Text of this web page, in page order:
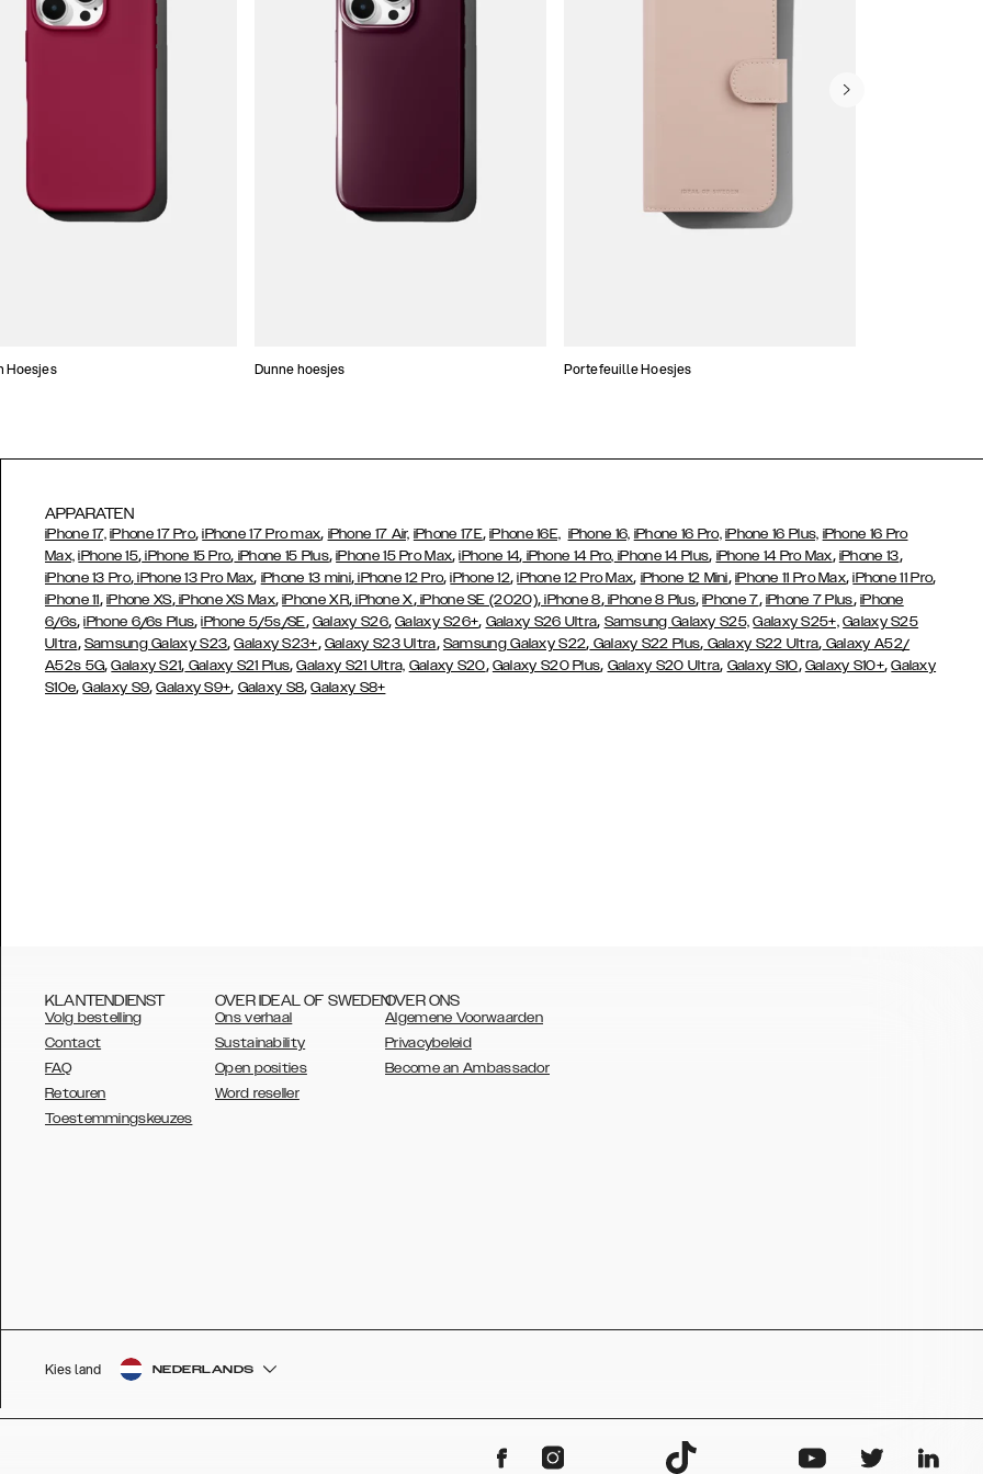
Hoesjes Dunne hoesjes Portefeuille Hoesjes
APPARATEN
iPhone 17, iPhone 17 Pro,iPhone 17 Pro max, iPhone 17 Air, iPhone 17E,iPhone 16E, iPhone 16, iPhone 16 Pro, iPhone 16 Plus, iPhone 16 Pro
Max, iPhone 15, iPhone 15 Pro, iPhone 15 Plus,iPhone 15 Pro Max,iPhone 14, iPhone 14 Pro, iPhone 14 Plus, iPhone 14 Pro Max, iPhone 13,
iPhone 13 Pro, iPhone 13 Pro Max, iPhone 13 mini,iPhone 12 Pro,iPhone 12,iPhone 12 Pro Max, iPhone 12 Mini, iPhone 11 Pro Max,iPhone 11 Pro,
iPhone 11, iPhone XS,iPhone XS Max,iPhone XR,iPhone X,iPhone SE (2020),iPhone 8,iPhone 8 Plus,iPhone 7, iPhone 7 Plus, iPhone
6/6s,iPhone 6/6s Plus,iPhone 5/5s/SE, Galaxy S26,Galaxy S26+, Galaxy S26 Ultra, Samsung Galaxy S25, Galaxy S25+, Galaxy S25
Ultra, Samsung Galaxy S23,Galaxy S23+, Galaxy S23 Ultra, Samsung Galaxy S22, Galaxy S22 Plus, Galaxy S22 Ultra, Galaxy A52/
A52s 5G,Galaxy S21, Galaxy S21 Plus,Galaxy S21 Ultra, Galaxy S20, Galaxy S20 Plus, Galaxy S20 Ultra, Galaxy S10, Galaxy S10+,Galaxy
S10e,Galaxy S9,Galaxy S9+, Galaxy S8,Galaxy S8+
KLANTENDIENST
Volg bestelling
Contact
FAQ
Retouren
Toestemmingskeuzes
OVER IDEAL OF SWEDEN
Ons verhaal
Sustainability
Open posities
Word reseller
OVER ONS
Algemene Voorwaarden
Privacybeleid
Become an Ambassador
Kies land NEDERLANDS
AUSTRALIA
ESPAÑOL